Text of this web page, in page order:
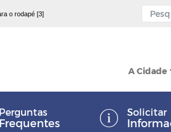
o rodapé [3]
A Cidade
Perguntas
Frequentes
Solicitar